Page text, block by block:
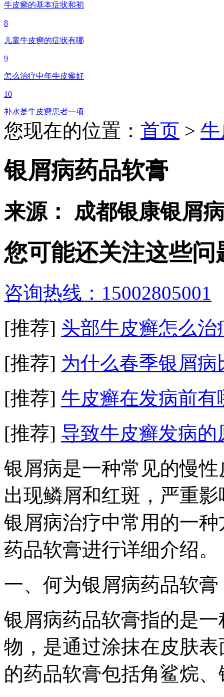
牛皮癣的基本症状和初
8
儿童牛皮癣的症状有哪
9
怎么治疗中年牛皮癣好
10
补水是牛皮癣患者一项
您现在的位置： 首页 >
银屑病药品软膏
来源： 成都银康银屑
您可能还关注这些问
咨询热线：15002805001
[推荐] 头部牛皮癣怎么治
[推荐] 为什么春季银屑病
[推荐] 牛皮癣在发病前有
[推荐] 导致牛皮癣发病的
银屑病是一种常见的慢
出现鳞屑和红斑，严重
银屑病治疗中常用的一
药品软膏进行详细介绍。
一、何为银屑病药品软膏
银屑病药品软膏指的是
物，是通过涂抹在皮肤
的药品软膏包括角鲨烷